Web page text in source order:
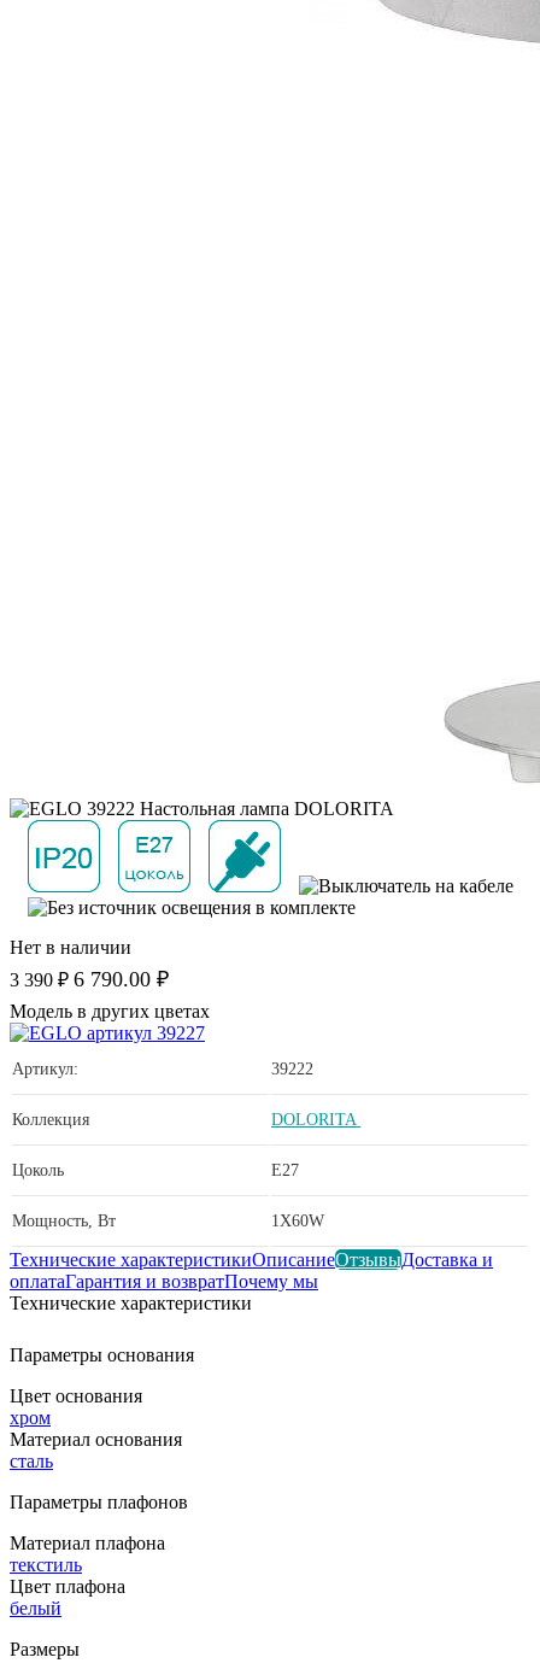
Нет в наличии
3 390 ₽ 6 790.00 ₽
Модель в других цветах
Артикул: 39222
Коллекция DOLORITA
Цоколь E27
Мощность, Вт 1X60W
Технические характеристикиОписаниеОтзывыДоставка и
оплатаГарантия и возвратПочему мы
Технические характеристики
Параметры основания
Цвет основания
хром
Материал основания
сталь
Параметры плафонов
Материал плафона
текстиль
Цвет плафона
белый
Размеры